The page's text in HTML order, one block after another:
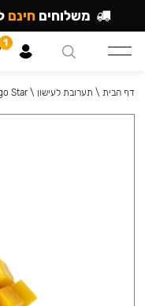
דף הבית \ תערובת לעישון \
Star
משלוחים חינם
1